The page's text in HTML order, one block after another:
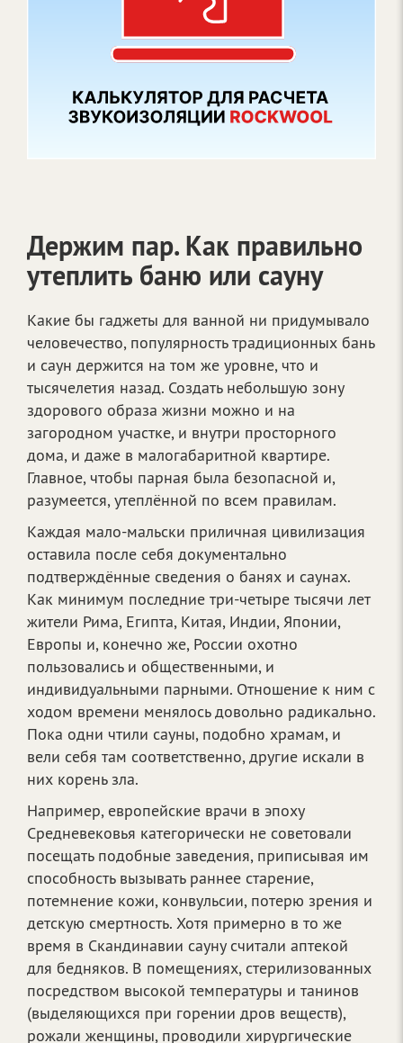
Держим пар. Как правильно
утеплить баню или сауну
Какие бы гаджеты для ванной ни придумывало
человечество, популярность традиционных бань
и саун держится на том же уровне, что и
тысячелетия назад. Создать небольшую зону
здорового образа жизни можно и на
загородном участке, и внутри просторного
дома, и даже в малогабаритной квартире.
Главное, чтобы парная была безопасной и,
разумеется, утеплённой по всем правилам.
Каждая мало-мальски приличная цивилизация
оставила после себя документально
подтверждённые сведения о банях и саунах.
Как минимум последние три-четыре тысячи лет
жители Рима, Египта, Китая, Индии, Японии,
Европы и, конечно же, России охотно
пользовались и общественными, и
индивидуальными парными. Отношение к ним с
ходом времени менялось довольно радикально.
Пока одни чтили сауны, подобно храмам, и
вели себя там соответственно, другие искали в
них корень зла.
Например, европейские врачи в эпоху
Средневековья категорически не советовали
посещать подобные заведения, приписывая им
способность вызывать раннее старение,
потемнение кожи, конвульсии, потерю зрения и
детскую смертность. Хотя примерно в то же
время в Скандинавии сауну считали аптекой
для бедняков. В помещениях, стерилизованных
посредством высокой температуры и танинов
(выделяющихся при горении дров веществ),
рожали женщины, проводили хирургические